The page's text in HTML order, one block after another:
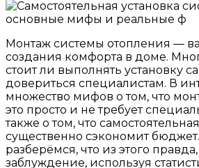
Монтаж системы отопления —
создания комфорта в доме.
стоит ли выполнять установку
довериться специалистам. В
множество мифов о том, что
это просто и не требует
также о том, что
существенно сэкономит
разберёмся, что из этого
заблуждение, используя